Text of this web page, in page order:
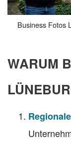
Business Fotos
WARUM